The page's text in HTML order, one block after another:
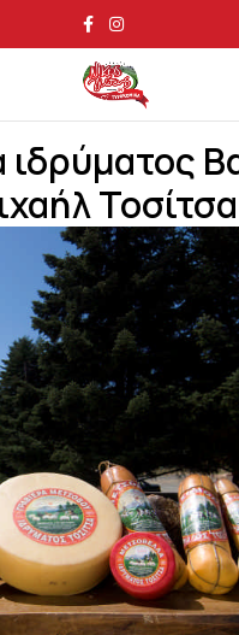
ιδρύματος
Τοσίτσα